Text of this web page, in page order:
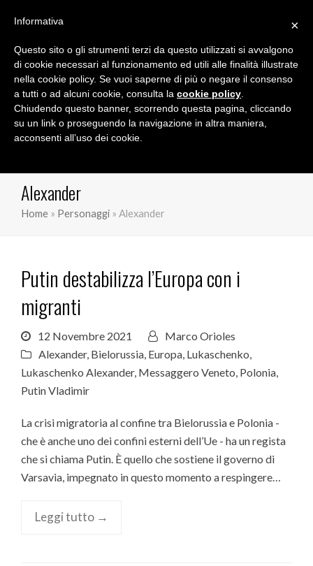
Marco Orioles
Alexander
Home » Personaggi » Alexander
Putin destabilizza l’Europa con i
migranti
12 Novembre 2021
Marco Orioles
Alexander, Bielorussia, Europa, Lukaschenko,
Lukaschenko Alexander, Messaggero Veneto, Polonia,
Putin Vladimir
La crisi migratoria al confine tra Bielorussia e Polonia -
che è anche uno dei confini esterni dell’Ue - ha un regista
che si chiama Putin. È quello che sostiene il governo di
Varsavia, impegnato in questo momento a respingere…
Leggi tutto →
×
Informativa
Questo sito o gli strumenti terzi da questo utilizzati si avvalgono
di cookie necessari al funzionamento ed utili alle finalità illustrate
nella cookie policy. Se vuoi saperne di più o negare il consenso
a tutti o ad alcuni cookie, consulta la cookie policy
Chiudendo questo banner, scorrendo questa pagina, cliccando
su un link o proseguendo la navigazione in altra maniera,
acconsenti all’uso dei cookie.